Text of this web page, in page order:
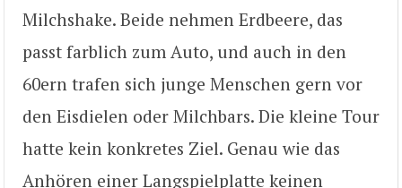
Milchshake. Beide nehmen Erdbeere, das
passt farblich zum Auto, und auch in den
60ern trafen sich junge Menschen gern vor
den Eisdielen oder Milchbars. Die kleine Tour
hatte kein konkretes Ziel. Genau wie das
Anhören einer Langspielplatte keinen